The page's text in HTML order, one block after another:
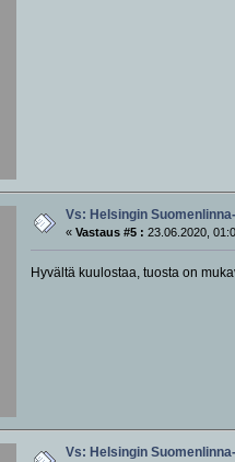
Vs: Helsingin
«Vastaus #5 : 23.06.2020,
Hyvältä kuulostaa, tuosta on
Vs: Helsingin